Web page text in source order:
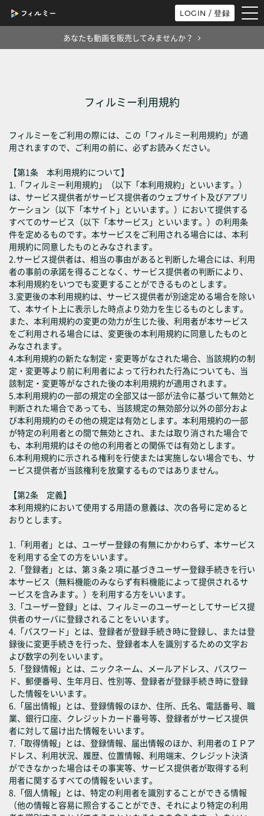
LOGIN / 登録
あなたも動画を販売してみませんか？
フィルミー利用規約
フィルミーをご利用の際には、この「フィルミー利用規約」が適
用されますので、ご利用の前に、必ずお読みください。
【第1条 本利用規約について】
1.「フィルミー利用規約」（以下「本利用規約」といいます。）
は、サービス提供者がサービス提供者のウェブサイト及びアプリ
ケーション（以下「本サイト」といいます。）において提供する
すべてのサービス（以下「本サービス」といいます。）の利用条
件を定めるものです。本サービスをご利用される場合には、本利
用規約に同意したものとみなされます。
2.サービス提供者は、相当の事由があると判断した場合には、利用
者の事前の承諾を得ることなく、サービス提供者の判断により、
本利用規約をいつでも変更することができるものとします。
3.変更後の本利用規約は、サービス提供者が別途定める場合を除い
て、本サイト上に表示した時点より効力を生じるものとします。
また、本利用規約の変更の効力が生じた後、利用者が本サービス
をご利用される場合には、変更後の本利用規約に同意したものと
みなされます。
4.本利用規約の新たな制定・変更等がなされた場合、当該規約の制
定・変更等より前に利用者によって行われた行為についても、当
該制定・変更等がなされた後の本利用規約が適用されます。
5.本利用規約の一部の規定の全部又は一部が法令に基づいて無効と
判断された場合であっても、当該規定の無効部分以外の部分およ
び本利用規約のその他の規定は有効とします。本利用規約の一部
が特定の利用者との間で無効とされ、または取り消された場合で
も、本利用規約はその他の利用者との関係では有効とします。
6.本利用規約に示される権利を行使または実施しない場合でも、サ
ービス提供者が当該権利を放棄するものではありません。
【第2条 定義】
本利用規約において使用する用語の意義は、次の各号に定めると
おりとします。
1.「利用者」とは、ユーザー登録の有無にかかわらず、本サービス
を利用する全ての方をいいます。
2.「登録者」とは、第３条２項に基づきユーザー登録手続きを行い
本サービス（無料機能のみならず有料機能によって提供されるサ
ービスを含みます。）を利用する方をいいます。
3.「ユーザー登録」とは、フィルミーのユーザーとしてサービス提
供者のサーバに登録されることをいいます。
4.「パスワード」とは、登録者が登録手続き時に登録し、または登
録後に変更手続きを行った、登録者本人を識別するための文字お
よび数字の列をいいます。
5.「登録情報」とは、ニックネーム、メールアドレス、パスワー
ド、郵便番号、生年月日、性別等、登録者が登録手続き時に登録
した情報をいいます。
6.「届出情報」とは、登録情報のほか、住所、氏名、電話番号、職
業、銀行口座、クレジットカード番号等、登録者がサービス提供
者に対して届け出た情報をいいます。
7.「取得情報」とは、登録情報、届出情報のほか、利用者のＩＰア
ドレス、利用状況、履歴、位置情報、利用端末、クレジット決済
ができなかった場合はその事実等、サービス提供者が取得する利
用者に関するすべての情報をいいます。
8.「個人情報」とは、特定の利用者を識別することができる情報
（他の情報と容易に照合することができ、それにより特定の利用